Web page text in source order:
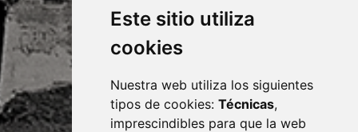
Este sitio utiliza
cookies
Nuestra web utiliza los siguientes
tipos de cookies: Técnicas,
imprescindibles para que la web